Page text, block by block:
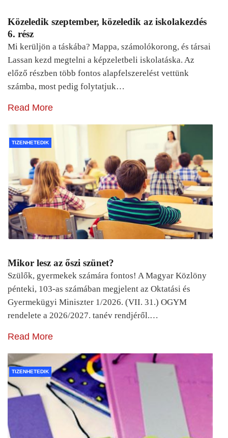
Közeledik szeptember, közeledik az iskolakezdés
6. rész
Mi kerüljön a táskába? Mappa, számolókorong, és társai
Lassan kezd megtelni a képzeletbeli iskolatáska. Az
előző részben több fontos alapfelszerelést vettünk
számba, most pedig folytatjuk…
Read More
TIZENHETEDIK
Mikor lesz az őszi szünet?
Szülők, gyermekek számára fontos! A Magyar Közlöny
pénteki, 103-as számában megjelent az Oktatási és
Gyermekügyi Miniszter 1/2026. (VII. 31.) OGYM
rendelete a 2026/2027. tanév rendjéről.…
Read More
TIZENHETEDIK